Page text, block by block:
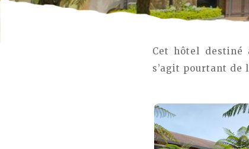
Cet hôtel destiné
s’agit pourtant de